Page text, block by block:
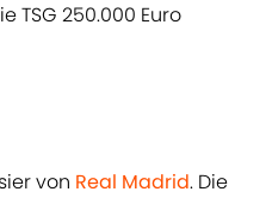
TSG 250.000 Euro
von Real Madrid. Die